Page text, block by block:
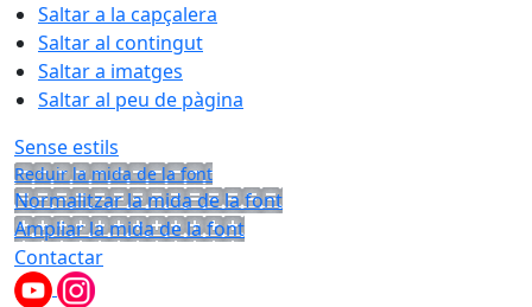
Saltar a la capçalera
Saltar al contingut
Saltar a imatges
Saltar al peu de pàgina
Sense estils
Reduir la mida de la font
Normalitzar la mida de la font
Ampliar la mida de la font
Contactar